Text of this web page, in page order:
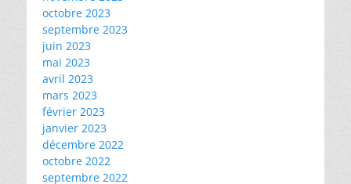
octobre 2023
septembre 2023
juin 2023
mai 2023
avril 2023
mars 2023
février 2023
janvier 2023
décembre 2022
octobre 2022
septembre 2022